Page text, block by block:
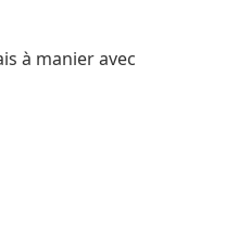
à manier avec